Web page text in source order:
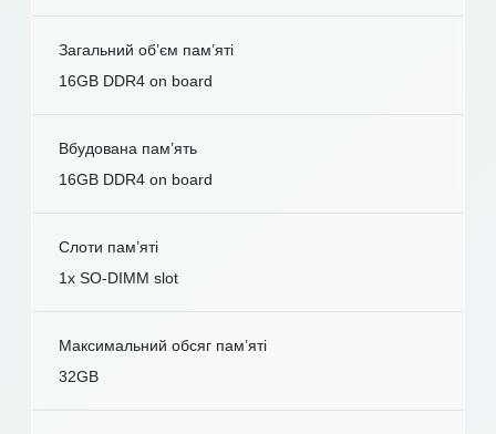
Загальний об’єм пам’яті
16GB DDR4 on board
Вбудована пам’ять
16GB DDR4 on board
Слоти пам’яті
1x SO-DIMM slot
Максимальний обсяг пам’яті
32GB